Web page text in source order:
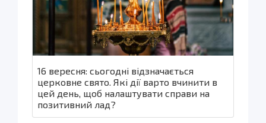
16 вересня: сьогодні відзначається
церковне свято. Які дії варто вчинити в
цей день, щоб налаштувати справи на
позитивний лад?